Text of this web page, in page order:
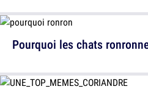
Pourquoi les chats